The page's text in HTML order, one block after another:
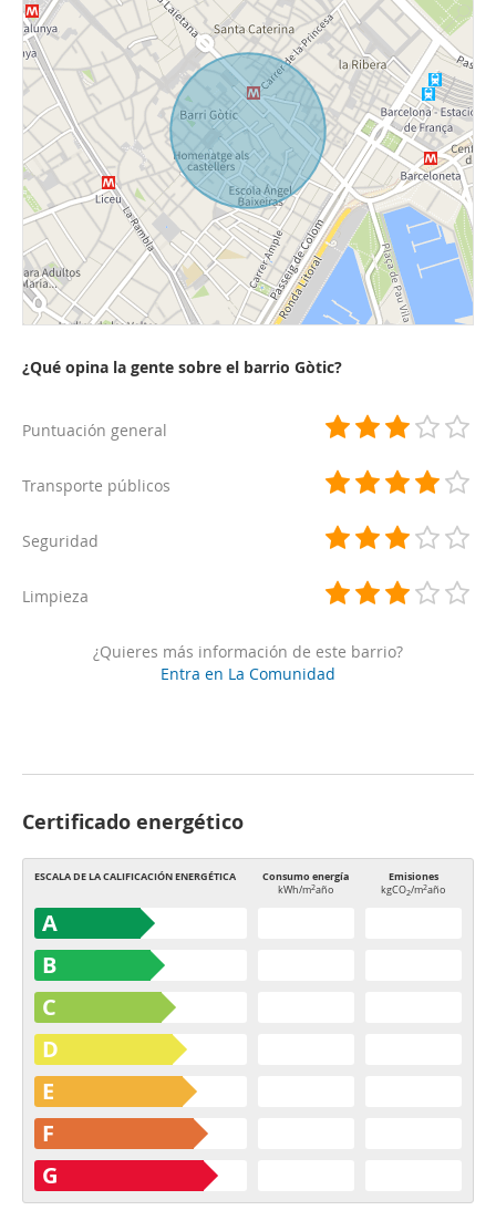
¿Qué opina la gente sobre el barrio Gòtic?
Puntuación general
Transporte públicos
Seguridad
Limpieza
¿Quieres más información de este barrio?
Entra en La Comunidad
Certificado energético
ESCALA DE LA CALIFICACIÓN ENERGÉTICA Consumo energía
kWh/m2año
Emisiones
kgCO2/m2año
A
B
C
D
E
F
G